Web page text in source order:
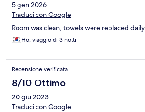
5 gen 2026
Traduci con Google
Room was clean, towels were replaced daily
Ho, viaggio di 3 notti
Recensione verificata
8/10 Ottimo
20 giu 2023
Traduci con Google